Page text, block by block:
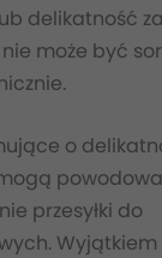
delikatność
może być
o
przesyłki do
Wyjątkiem